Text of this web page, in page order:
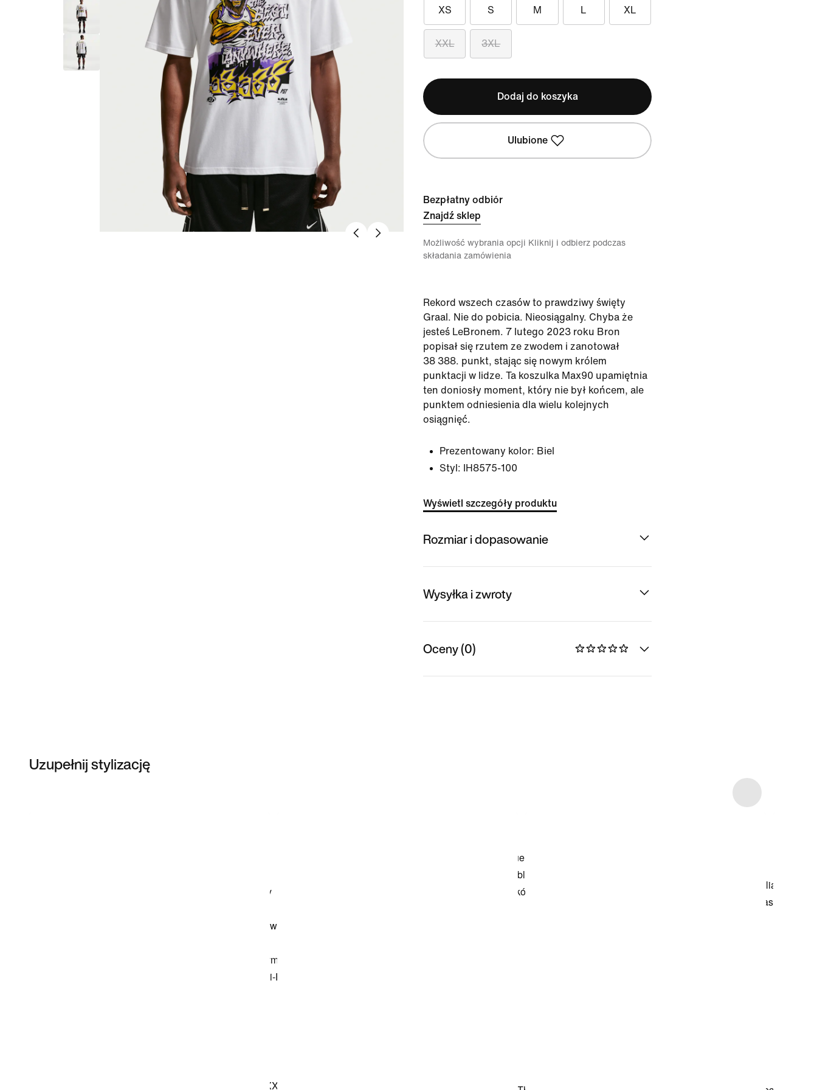
XS S M L XL
XXL 3XL
Dodaj do koszyka
Ulubione
Bezpłatny odbiór
Znajdź sklep
Możliwość wybrania opcji Kliknij i odbierz podczas
składania zamówienia
Rekord wszech czasów to prawdziwy święty
Graal. Nie do pobicia. Nieosiągalny. Chyba że
jesteś LeBronem. 7 lutego 2023 roku Bron
popisał się rzutem ze zwodem i zanotował
38 388. punkt, stając się nowym królem
punktacji w lidze. Ta koszulka Max90 upamiętnia
ten doniosły moment, który nie był końcem, ale
punktem odniesienia dla wielu kolejnych
osiągnięć.
Prezentowany kolor: Biel
Styl:
IH8575-100
Wyświetl szczegóły produktu
Rozmiar i dopasowanie
Wysyłka i zwroty
Oceny (0)
Uzupełnij stylizację